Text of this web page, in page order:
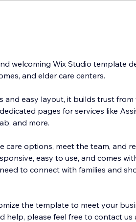
welcoming Wix Studio template
and elder care centers.
and easy layout, it builds trust from
pages for services like
and more.
care options, meet the team, and
easy to use, and comes
to connect with families and
the template to meet your
help, please feel free to contact us